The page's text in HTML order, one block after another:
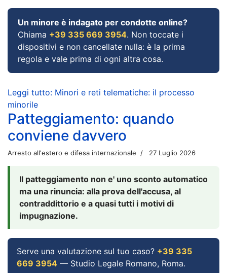
Un minore è indagato per condotte online?
Chiama +39 335 669 3954. Non toccate i
dispositivi e non cancellate nulla: è la prima
regola e vale prima di ogni altra cosa.
Leggi tutto: Minori e reti telematiche: il processo
minorile
Patteggiamento: quando
conviene davvero
Arresto all'estero e difesa internazionale 27 Luglio 2026
Il patteggiamento non e' uno sconto automatico
ma una rinuncia: alla prova dell'accusa, al
contraddittorio e a quasi tutti i motivi di
impugnazione.
Serve una valutazione sul tuo caso? +39 335
669 3954 — Studio Legale Romano, Roma.